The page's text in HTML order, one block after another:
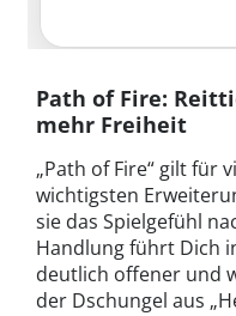
Path of Fire:
mehr Freiheit
„Path of Fire“ gilt für
wichtigsten
sie das Spielgefühl
Handlung führt Dich
deutlich offener und
der Dschungel aus